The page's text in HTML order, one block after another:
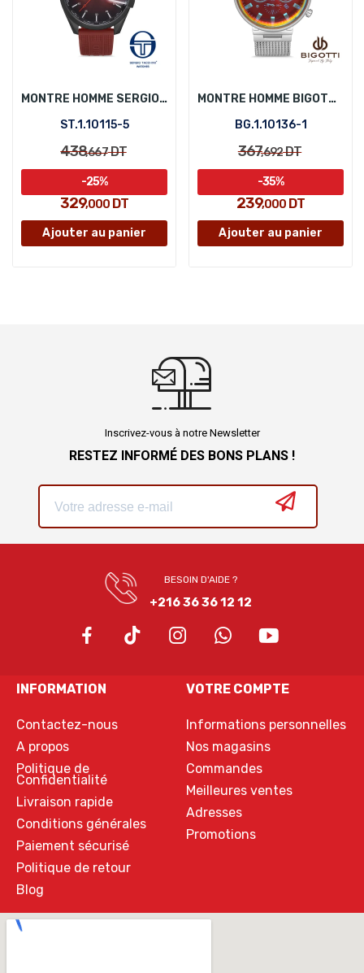
MONTRE HOMME SERGIO TACCHINI ST.1.10115-5
ST.1.10115-5
438,667DT
329,000 DT
-25%
Ajouter au panier
MONTRE HOMME BIGOTTI BG.1.10136-1
BG.1.10136-1
367,692DT
239,000 DT
-35%
Ajouter au panier
Inscrivez-vous à notre Newsletter
RESTEZ INFORMÉ DES BONS PLANS !
BESOIN D'AIDE ?
+216 36 36 12 12
INFORMATION
Contactez-nous
A propos
Politique de
Confidentialité
Livraison rapide
Conditions générales
Paiement sécurisé
Politique de retour
Blog
VOTRE COMPTE
Informations personnelles
Nos magasins
Commandes
Meilleures ventes
Adresses
Promotions